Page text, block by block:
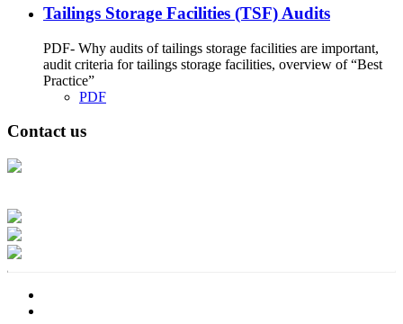
Tailings Storage Facilities (TSF) Audits
PDF- Why audits of tailings storage facilities are important,
audit criteria for tailings storage facilities, overview of “Best
Practice”
PDF
Contact us